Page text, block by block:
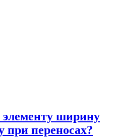
ширину
при переносах?